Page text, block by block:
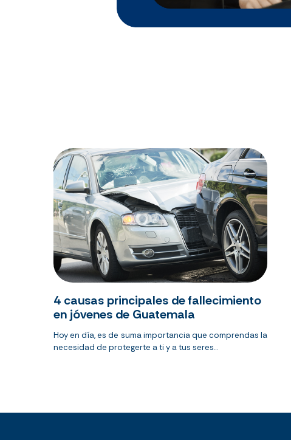
4 causas principales de fallecimiento
en jóvenes de Guatemala
Hoy en día, es de suma importancia que comprendas la
necesidad de protegerte a ti y a tus seres...